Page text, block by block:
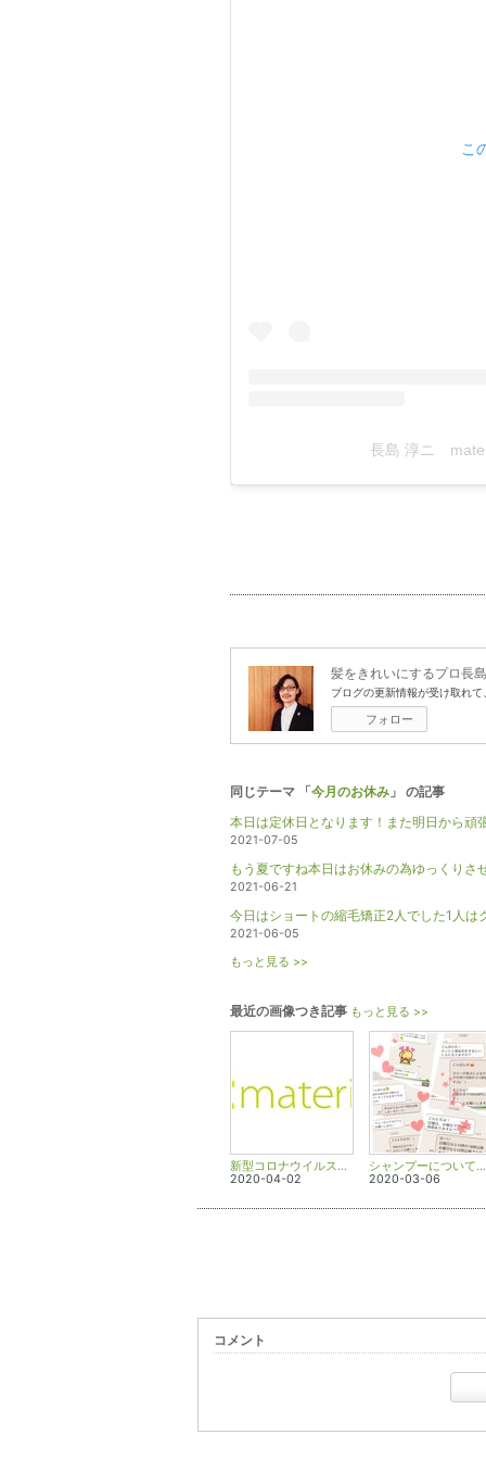
こ
長島 淳ニ
髪をきれいにするプロ長
ブログの更新情報が受け取れ
フォロー
同じテーマ 「今月のお休み 」 の記事
本日は定休日となります！また明日から頑
2021-07-05
もう夏ですね本日はお休みの為ゆっくりさ
2021-06-21
今日はショートの縮毛矯正2人でした1人
2021-06-05
もっと見る >>
最近の画像つき記事 もっと見る >>
新型コロナウイルスへの対応について
2020-04-02
シャンプーについて僕なりのまとめ
2020-03-06
コメント